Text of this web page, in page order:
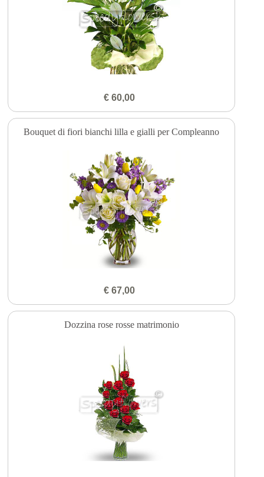
€ 60,00
Bouquet di fiori bianchi lilla e gialli per Compleanno
€ 67,00
Dozzina rose rosse matrimonio